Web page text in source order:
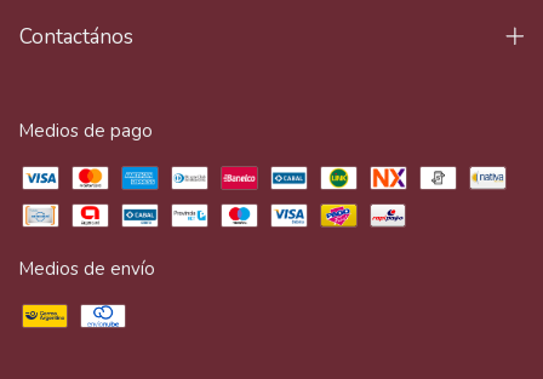
Contactános
Medios de pago
Medios de envío